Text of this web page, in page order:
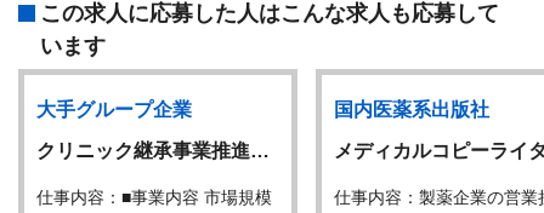
この求人に応募した人はこんな求人も応募して
います
大手グループ企業
クリニック継承事業推進…
仕事内容：■事業内容 市場規模
国内医薬系出版社
メディカルコピーライ
仕事内容：製薬企業の営業